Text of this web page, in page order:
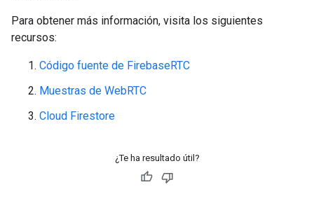
Para obtener más información, visita los siguientes
recursos:
Código fuente de FirebaseRTC
Muestras de WebRTC
Cloud Firestore
¿Te ha resultado útil?